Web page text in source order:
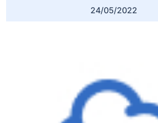
24/05/2022